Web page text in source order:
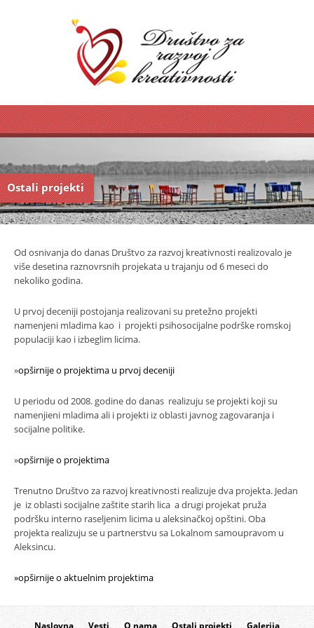
Ostali projekti
Od osnivanja do danas Društvo za razvoj kreativnosti realizovalo je
više desetina raznovrsnih projekata u trajanju od 6 meseci do
nekoliko godina.
U prvoj deceniji postojanja realizovani su pretežno projekti
namenjeni mladima kao i projekti psihosocijalne podrške romskoj
populaciji kao i izbeglim licima.
»opširnije o projektima u prvoj deceniji
U periodu od 2008. godine do danas realizuju se projekti koji su
namenjieni mladima ali i projekti iz oblasti javnog zagovaranja i
socijalne politike.
»opširnije o projektima
Trenutno Društvo za razvoj kreativnosti realizuje dva projekta. Jedan
je iz oblasti socijalne zaštite starih lica a drugi projekat pruža
podršku interno raseljenim licima u aleksinačkoj opštini. Oba
projekta realizuju se u partnerstvu sa Lokalnom samoupravom u
Aleksincu.
»opširnije o aktuelnim projektima
Naslovna Vesti O nama Ostali projekti Galerija